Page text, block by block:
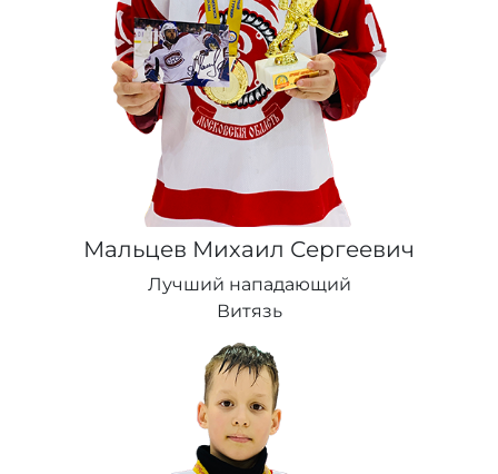
Мальцев Михаил Сергеевич
Лучший нападающий
Витязь